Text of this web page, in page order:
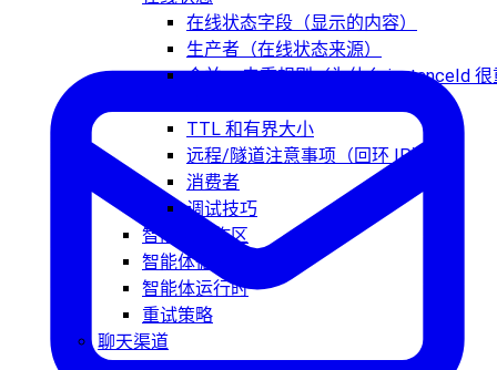
在线状态字段（显示的内容）
生产者（在线状态来源）
合并 + 去重规则（为什么 instanceId 很
TTL 和有界大小
远程/隧道注意事项（回环 IP）
消费者
调试技巧
智能体工作区
智能体循环
智能体运行时
重试策略
聊天渠道